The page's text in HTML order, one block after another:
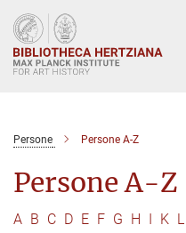
Main-
Content
Persone Persone A-Z
Persone A-Z
A B C D E F G H I K L